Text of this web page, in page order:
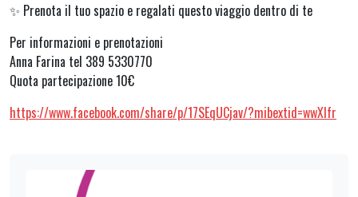
✨ Prenota il tuo spazio e regalati questo viaggio dentro di te
Per informazioni e prenotazioni
Anna Farina tel 389 5330770
Quota partecipazione 10€
https://www.facebook.com/share/p/17SEqUCjav/?mibextid=wwXIfr